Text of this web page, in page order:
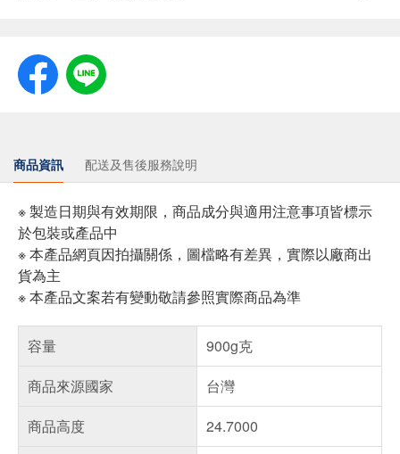
商品資訊 配送及售後服務說明
※ 製造日期與有效期限，商品成分與適用注意事項皆標示
於包裝或產品中
※ 本產品網頁因拍攝關係，圖檔略有差異，實際以廠商出
貨為主
※ 本產品文案若有變動敬請參照實際商品為準
容量
900g克
商品來源國家
台灣
商品高度
24.7000